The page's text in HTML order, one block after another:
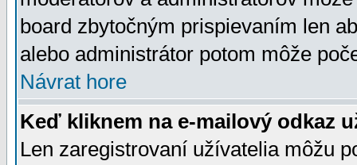
board zbytočným prispievaním len
alebo administrátor potom môže
Návrat hore
Keď kliknem na e-mailový odkaz
Len zaregistrovaní užívatelia môžu